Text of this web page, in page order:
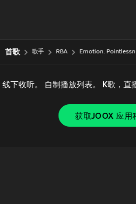
首歌 歌手 RBA Emotion.
线下收听。 自制播放列表。 K歌，直
获取JOOX 应用